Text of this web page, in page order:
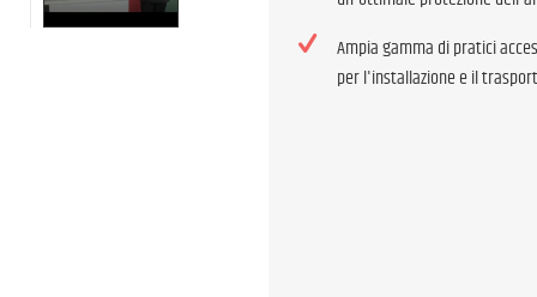
Ampia gamma di pratici
per l'installazione e il